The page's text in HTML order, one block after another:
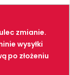
zmianie.
wysyłki
po złożeniu